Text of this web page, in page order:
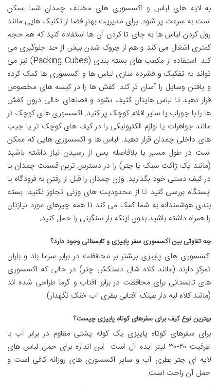
به لایه های لباس و اکسسوری های مختلف چمدان شما ممکن
است به سرعت پر شود. برای مدیریت بهتر فضا از تکنیک هایی مانند
رول کردن لباس ها به جای تا کردن آن ها استفاده کنید که هم حجم
کمتری اشغال می کند و هم از چروک شدن بیش از حد جلوگیری می
کند. استفاده از مکعب های بسته بندی (Packing Cubes) نیز می
تواند به تفکیک و فشرده سازی لباس ها و اکسسوری ها کمک کرده
و یافتن وسایل را آسان تر کند. کفش ها را در کیسه های مخصوص
قرار دهید تا لباس هایتان کثیف نشود و فضاهای خالی درون کفش
ها را با جوراب یا سایر اقلام کوچک پر کنید. اکسسوری های کوچک تر
مانند جواهرات یا لوازم الکترونیکی را در کیف های کوچک تر یا جیب
های داخلی چمدان قرار دهید. لباس ها و اکسسوری هایی که ممکن
است در طول مسیر یا بلافاصله پس از رسیدن نیاز داشته باشید
(مانند یک ژاکت سبک یا چتر) را در دسترس ترین قسمت چمدان یا
در کیف دستی خود بگذارید. وزن چمدان را قبل از رفتن به فرودگاه یا
ایستگاه بررسی کنید تا از محدودیت های وزنی تجاوز نکنید. بسته
بندی هوشمندانه به شما کمک می کند تا همه چیزهای مورد نیازتان
را همراه داشته باشید بدون اینکه بار سنگینی را حمل کنید.
چه تفاوتی بین اکسسوری سفر پاییزی و تابستانی وجود دارد؟
اکسسوری های پاییزی بیشتر بر محافظت در برابر سرما باد و باران
تمرکز دارند (مانند کلاه شال دستکش چتر) در حالی که اکسسوری
های تابستانی برای محافظت در برابر آفتاب و گرما طراحی شده اند
(مانند کلاه لبه دار عینک آفتابی بطری آب خنک نگهدار).
بهترین نوع کیف برای سفرهای کوتاه پاییزی چیست؟
برای سفرهای کوتاه پاییزی یک کوله پشتی مقاوم در برابر آب با
ظرفیت ۲۰-۳۰ لیتر ایده آل است. این اندازه برای حمل لباس های
لایه ای چتر بطری آب و سایر اکسسوری های روزانه کافی است و
حمل آن راحت است.